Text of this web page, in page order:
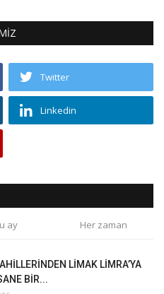
Twitter
Linkedin
ay Her zaman
LİMAK LİMRA’YA
BİR...